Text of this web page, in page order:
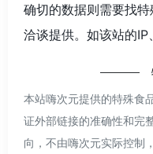
确切的数据则需要找
洽谈提供。如该站的IP
本站嗨次元提供的特殊食
证外部链接的准确性和完
向，不由嗨次元实际控制